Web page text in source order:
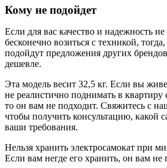
Кому не подойдет
Если для вас качество и надежность
бесконечно возиться с техникой,
подойдут предложения других
дешевле.
Эта модель весит 32,5 кг. Если вы
не реалистично поднимать в квартиру
то он вам не подходит. Свяжитесь с
чтобы получить консультацию, какой
ваши требования.
Нельзя хранить электросамокат при
Если вам негде его хранить, он вам не